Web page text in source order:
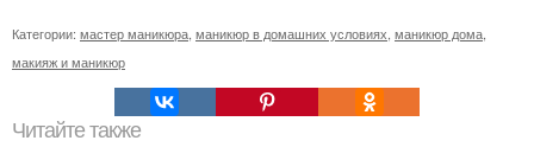
Категории: мастер маникюра маникюр в домашних условиях маникюр дома
макияж и маникюр
Читайте также